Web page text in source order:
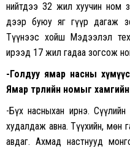
нийтдээ 32 жил хуучин ном
дээр буюу яг гүүр дагаж
Түүнээс хойш Мэдээлэл
ирээд 17 жил гадаа зогсож
-Голдуу ямар насны
Ямар төрлийн номыг
-Бүх насныхан ирнэ.
худалдаж авна. Түүхийн, мөн
авдаг. Ахмад настнууд